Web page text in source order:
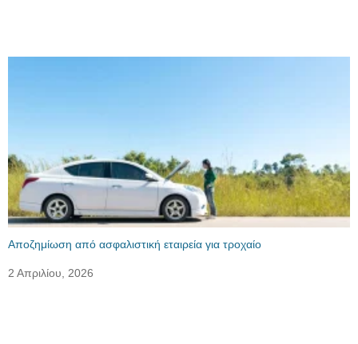
Αποζημίωση από ασφαλιστική εταιρεία για τροχαίο
2 Απριλίου, 2026